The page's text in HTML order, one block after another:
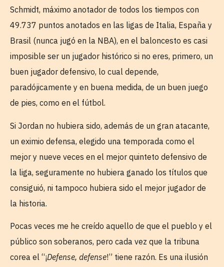
Schmidt, máximo anotador de todos los tiempos con
49.737 puntos anotados en las ligas de Italia, España y
Brasil (nunca jugó en la NBA), en el baloncesto es casi
imposible ser un jugador histórico si no eres, primero, un
buen jugador defensivo, lo cual depende,
paradójicamente y en buena medida, de un buen juego
de pies, como en el fútbol.
Si Jordan no hubiera sido, además de un gran atacante,
un eximio defensa, elegido una temporada como el
mejor y nueve veces en el mejor quinteto defensivo de
la liga, seguramente no hubiera ganado los títulos que
consiguió, ni tampoco hubiera sido el mejor jugador de
la historia.
Pocas veces me he creído aquello de que el pueblo y el
público son soberanos, pero cada vez que la tribuna
corea el “¡Defense, defense!” tiene razón. Es una ilusión